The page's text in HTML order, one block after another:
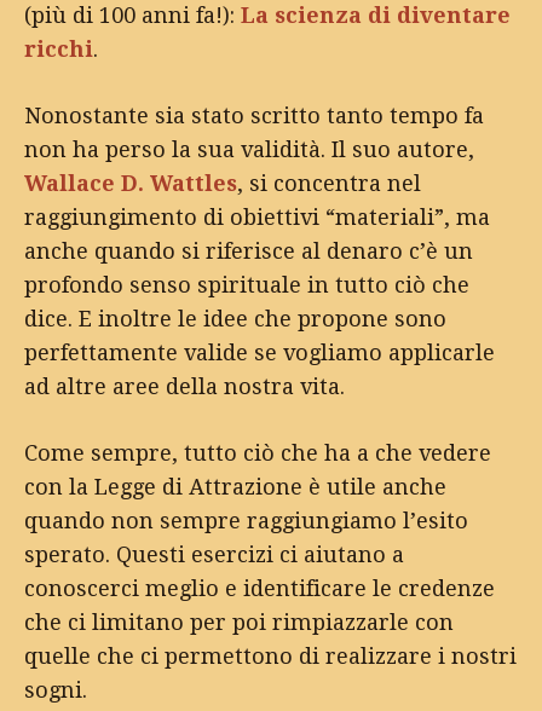
(più di 100 anni fa!): La scienza di diventare
ricchi.
Nonostante sia stato scritto tanto tempo fa
non ha perso la sua validità. Il suo autore,
Wallace D. Wattles, si concentra nel
raggiungimento di obiettivi “materiali”, ma
anche quando si riferisce al denaro c’è un
profondo senso spirituale in tutto ciò che
dice. E inoltre le idee che propone sono
perfettamente valide se vogliamo applicarle
ad altre aree della nostra vita.
Come sempre, tutto ciò che ha a che vedere
con la Legge di Attrazione è utile anche
quando non sempre raggiungiamo l’esito
sperato. Questi esercizi ci aiutano a
conoscerci meglio e identificare le credenze
che ci limitano per poi rimpiazzarle con
quelle che ci permettono di realizzare i nostri
sogni.